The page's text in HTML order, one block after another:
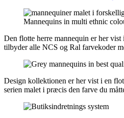
Den flotte herre mannequin er her
tilbyder alle NCS og Ral farvekoder
Design kollektionen er her vist i en
serien malet i præcis den farve du